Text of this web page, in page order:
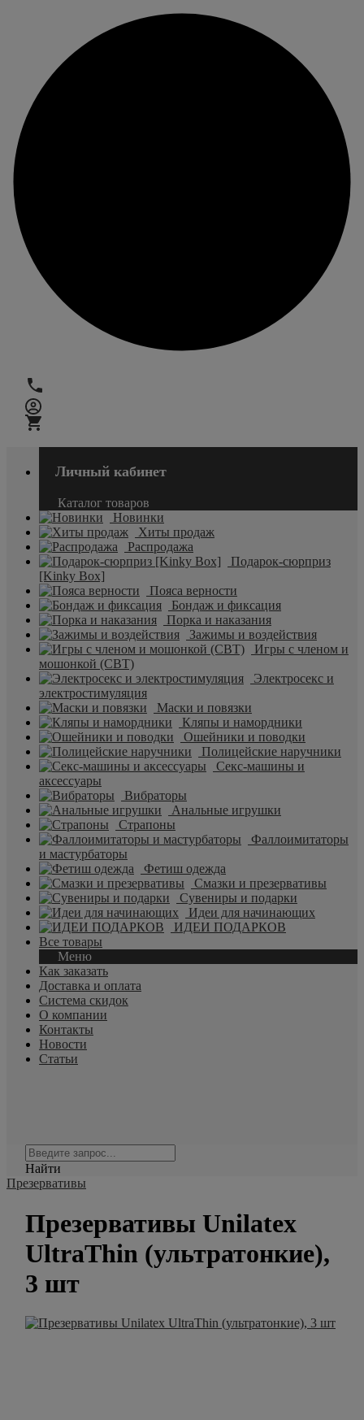
Личный кабинет
Каталог товаров
Новинки
Хиты продаж
Распродажа
Подарок-сюрприз
[Kinky Box]
Пояса верности
Бондаж и фиксация
Порка и наказания
Зажимы и воздействия
Игры с членом и
мошонкой (CBT)
Электросекс и
электростимуляция
Маски и повязки
Кляпы и намордники
Ошейники и поводки
Полицейские наручники
Секс-машины и
аксессуары
Вибраторы
Анальные игрушки
Страпоны
Фаллоимитаторы
и мастурбаторы
Фетиш одежда
Смазки и презервативы
Сувениры и подарки
Идеи для начинающих
ИДЕИ ПОДАРКОВ
Все товары
Меню
Как заказать
Доставка и оплата
Система скидок
О компании
Контакты
Новости
Статьи
Найти
Презервативы
Презервативы Unilatex
UltraThin (ультратонкие),
3 шт